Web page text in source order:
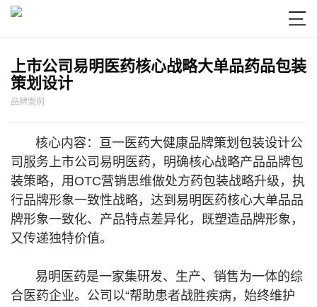

上市公司易明医药核心战略大单品药品包装
策划设计
品牌案例
核心内容：亘一医药大健康品牌策划包装设计公
司服务上市公司易明医药，明确核心战略产品品牌包
装策略，用OTC营销思维做处方药包装战略升级，执
行品牌形象一致性战略，达到易明医药核心大单品品
牌形象一致化、产品特点差异化，既塑造品牌形象，
又传递独特价值。
易明医药是一家集研发、生产、销售为一体的综
合医药企业。公司以“帮助患者战胜疾病，始终维护